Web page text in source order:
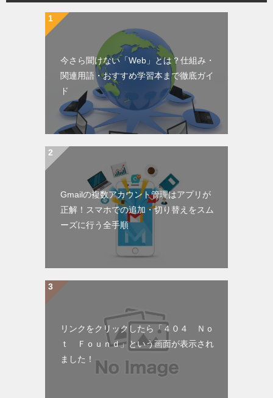
今さら聞けない「Web」とは？仕組み・
関連用語・おすすめ学習本まで徹底ガイ
ド
Gmailの複数アカウント管理はアプリが
正解！スマホでの追加・切り替えをスム
ーズに行う全手順
リンクをクリックしたら「４０４ Ｎｏ
ｔ Ｆｏｕｎｄ」という画面が表示され
ました！